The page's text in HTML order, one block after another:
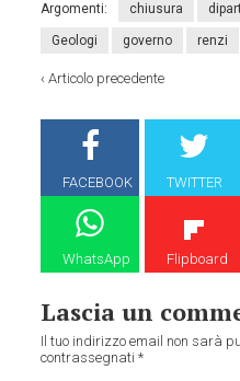
Argomenti: chiusura
Geologi governo renzi
‹Articolo precedente
FACEBOOK TWITTER
WhatsApp Flipboard
Lascia un
Il tuo indirizzo email non sarà
contrassegnati*